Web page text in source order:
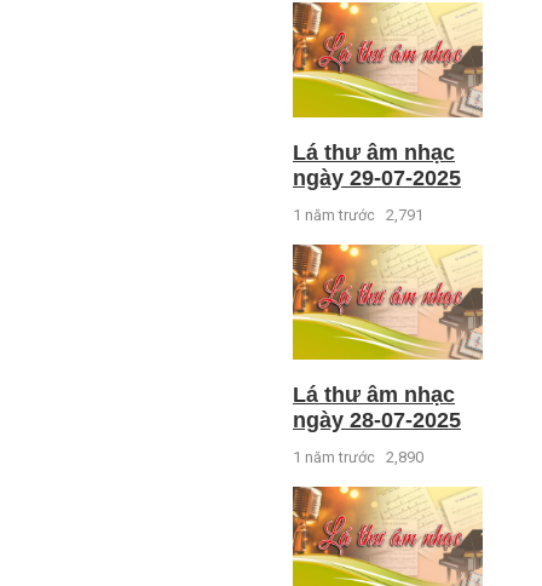
Lá thư âm nhạc
ngày 29-07-2025
1 năm trước 2,791
Lá thư âm nhạc
ngày 28-07-2025
1 năm trước 2,890